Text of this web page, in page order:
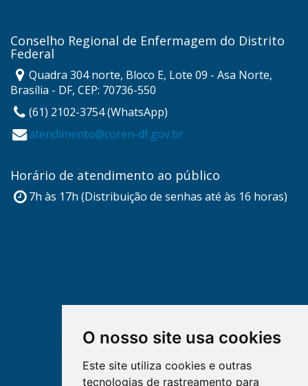
O nosso site usa cookies
Este site utiliza cookies e outras
tecnologias de rastreamento para
Conselho Regional de Enfermagem do Distrito
Federal
Quadra 304 norte, Bloco E, Lote 09 - Asa Norte,
Brasília - DF, CEP: 70736-550
(61) 2102-3754 (WhatsApp)
atendimento@coren-df.gov.br
Horário de atendimento ao público
7h às 17h (Distribuição de senhas até às 16 horas)